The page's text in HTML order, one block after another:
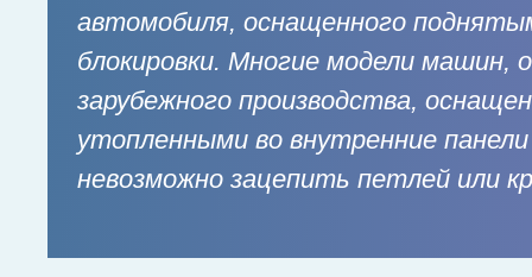
автомобиля, оснащенного
блокировки. Многие модели машин,
зарубежного производства,
утопленными во внутренние панели
невозможно зацепить петлей или